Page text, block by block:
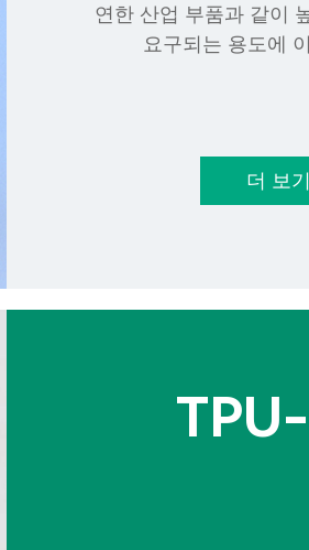
연한 산업 부품과 같이
요구되는 용도에
더 보기